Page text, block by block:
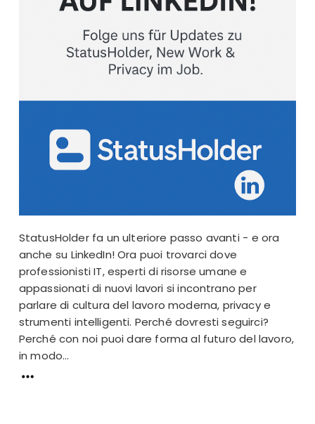
StatusHolder fa un ulteriore passo avanti - e ora
anche su LinkedIn! Ora puoi trovarci dove
professionisti IT, esperti di risorse umane e
appassionati di nuovi lavori si incontrano per
parlare di cultura del lavoro moderna, privacy e
strumenti intelligenti. Perché dovresti seguirci?
Perché con noi puoi dare forma al futuro del lavoro,
in modo...